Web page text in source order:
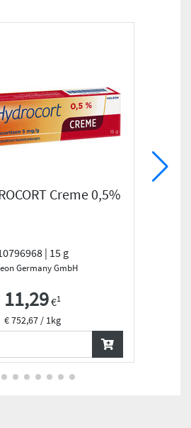
Creme 0,5%
| 15 g
Germany GmbH
11,29€1
€ 752,67 / 1kg